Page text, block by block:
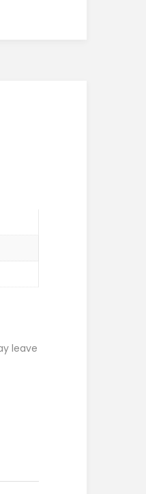
leave